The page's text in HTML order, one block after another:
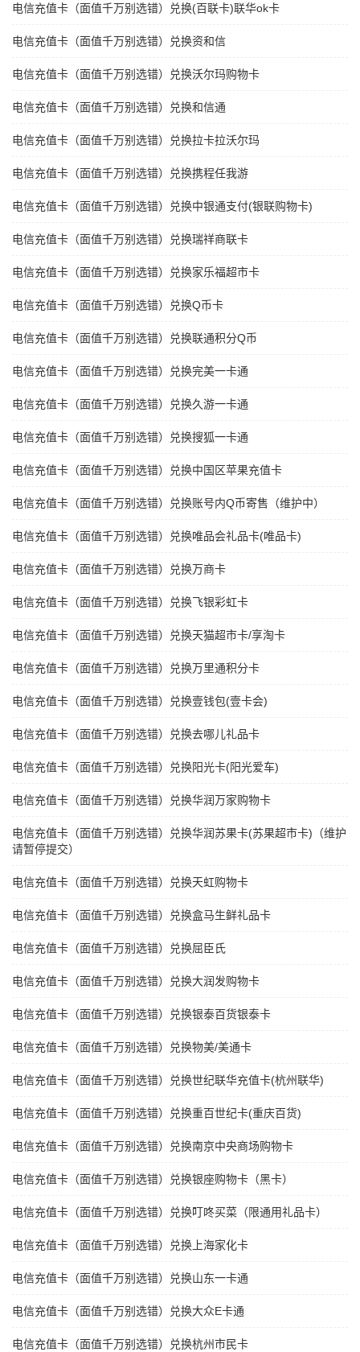
电信充值卡（面值千万别选错）兑换(百联卡)联华ok卡
电信充值卡（面值千万别选错）兑换资和信
电信充值卡（面值千万别选错）兑换沃尔玛购物卡
电信充值卡（面值千万别选错）兑换和信通
电信充值卡（面值千万别选错）兑换拉卡拉沃尔玛
电信充值卡（面值千万别选错）兑换携程任我游
电信充值卡（面值千万别选错）兑换中银通支付(银联购物卡)
电信充值卡（面值千万别选错）兑换瑞祥商联卡
电信充值卡（面值千万别选错）兑换家乐福超市卡
电信充值卡（面值千万别选错）兑换Q币卡
电信充值卡（面值千万别选错）兑换联通积分Q币
电信充值卡（面值千万别选错）兑换完美一卡通
电信充值卡（面值千万别选错）兑换久游一卡通
电信充值卡（面值千万别选错）兑换搜狐一卡通
电信充值卡（面值千万别选错）兑换中国区苹果充值卡
电信充值卡（面值千万别选错）兑换账号内Q币寄售（维护中）
电信充值卡（面值千万别选错）兑换唯品会礼品卡(唯品卡)
电信充值卡（面值千万别选错）兑换万商卡
电信充值卡（面值千万别选错）兑换飞银彩虹卡
电信充值卡（面值千万别选错）兑换天猫超市卡/享淘卡
电信充值卡（面值千万别选错）兑换万里通积分卡
电信充值卡（面值千万别选错）兑换壹钱包(壹卡会)
电信充值卡（面值千万别选错）兑换去哪儿礼品卡
电信充值卡（面值千万别选错）兑换阳光卡(阳光爱车)
电信充值卡（面值千万别选错）兑换华润万家购物卡
电信充值卡（面值千万别选错）兑换华润苏果卡(苏果超市卡)（维护
请暂停提交）
电信充值卡（面值千万别选错）兑换天虹购物卡
电信充值卡（面值千万别选错）兑换盒马生鲜礼品卡
电信充值卡（面值千万别选错）兑换屈臣氏
电信充值卡（面值千万别选错）兑换大润发购物卡
电信充值卡（面值千万别选错）兑换银泰百货银泰卡
电信充值卡（面值千万别选错）兑换物美/美通卡
电信充值卡（面值千万别选错）兑换世纪联华充值卡(杭州联华)
电信充值卡（面值千万别选错）兑换重百世纪卡(重庆百货)
电信充值卡（面值千万别选错）兑换南京中央商场购物卡
电信充值卡（面值千万别选错）兑换银座购物卡（黑卡）
电信充值卡（面值千万别选错）兑换叮咚买菜（限通用礼品卡）
电信充值卡（面值千万别选错）兑换上海家化卡
电信充值卡（面值千万别选错）兑换山东一卡通
电信充值卡（面值千万别选错）兑换大众E卡通
电信充值卡（面值千万别选错）兑换杭州市民卡